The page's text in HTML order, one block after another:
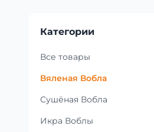
Категории
Все товары
Вяленая Вобла
Сушёная Вобла
Икра Воблы